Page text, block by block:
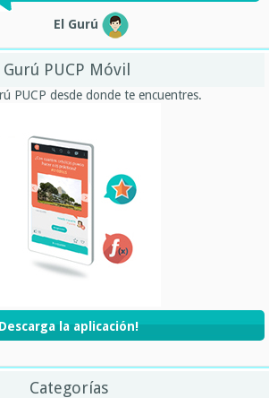
El Gurú
Gurú PUCP Móvil
PUCP desde donde te encuentres.
la aplicación!
Categorías